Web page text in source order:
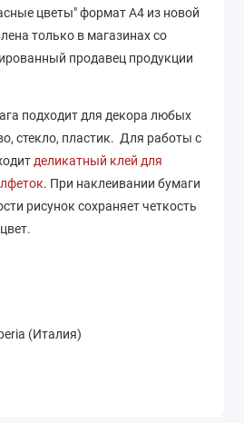
цветы" формат А4 из новой
только в магазинах со
продавец продукции
подходит для декора любых
стекло, пластик. Для работы с
деликатный клей для
. При наклеивании бумаги
рисунок сохраняет четкость
(Италия)